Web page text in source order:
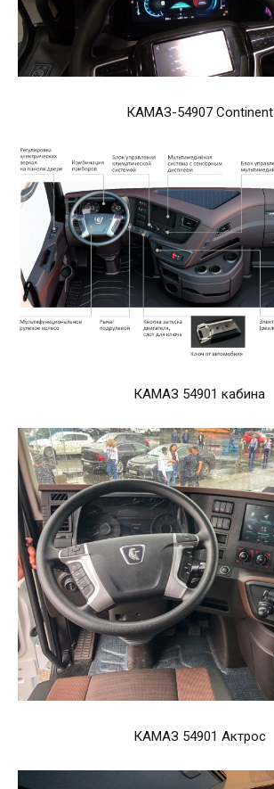
КАМАЗ-54907 Continent
КАМАЗ 54901 кабина
КАМАЗ 54901 Актрос